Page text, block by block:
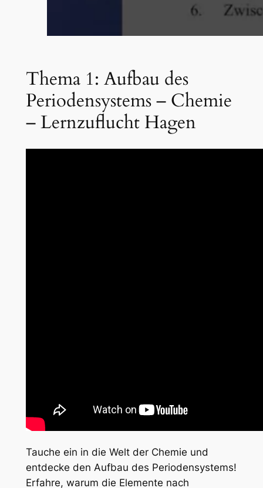
Thema 1: Aufbau des
Periodensystems – Chemie
– Lernzuflucht Hagen
Tauche ein in die Welt der Chemie und
entdecke den Aufbau des Periodensystems!
Erfahre, warum die Elemente nach